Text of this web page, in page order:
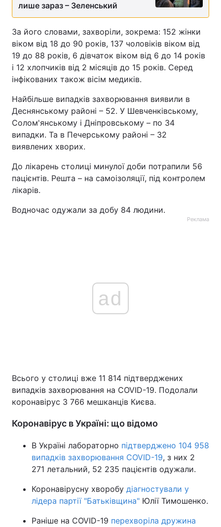
лише зараз – Зеленський
За його словами, захворіли, зокрема: 152 жінки
віком від 18 до 90 років, 137 чоловіків віком від
19 до 88 років, 6 дівчаток віком від 6 до 14 років
і 12 хлопчиків від 2 місяців до 15 років. Серед
інфікованих також вісім медиків.
Найбільше випадків захворювання виявили в
Деснянському районі – 52. У Шевченківському,
Солом'янському і Дніпровському – по 34
випадки. Та в Печерському районі – 32
виявлених хворих.
До лікарень столиці минулої доби потрапили 56
пацієнтів. Решта – на самоізоляції, під контролем
лікарів.
Водночас одужали за добу 84 людини.
Реклама
ad
Всього у столиці вже 11 814 підтверджених
випадків захворювання на COVID-19. Подолали
коронавірус 3 766 мешканців Києва.
Коронавірус в Україні: що відомо
В Україні лабораторно підтверджено 104 958
випадків захворювання COVID-19, з них 2
271 летальний, 52 235 пацієнтів одужали.
Коронавірусну хворобу діагностували у
лідера партії "Батьківщина" Юлії Тимошенко.
Раніше на COVID-19 перехворіла дружина